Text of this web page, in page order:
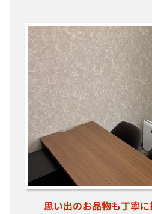
思い出のお品物も丁寧に